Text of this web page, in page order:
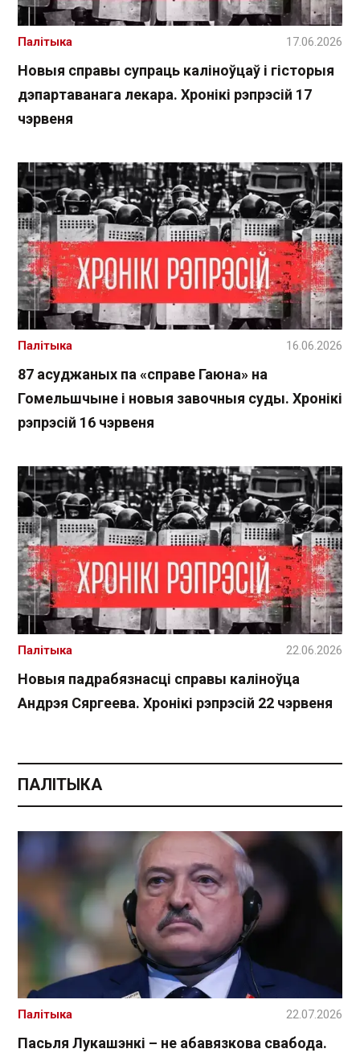
Новыя справы супраць каліноўцаў і гісторыя
дэпартаванага лекара. Хронікі рэпрэсій 17
чэрвеня
Палітыка 17.06.2026
87 асуджаных па «справе Гаюна» на
Гомельшчыне і новыя завочныя суды. Хронікі
рэпрэсій 16 чэрвеня
Палітыка 16.06.2026
Новыя падрабязнасці справы каліноўца
Андрэя Сяргеева. Хронікі рэпрэсій 22 чэрвеня
Палітыка 22.06.2026
ПАЛІТЫКА
Пасьля Лукашэнкі – не абавязкова свабода.
Палітыка 22.07.2026